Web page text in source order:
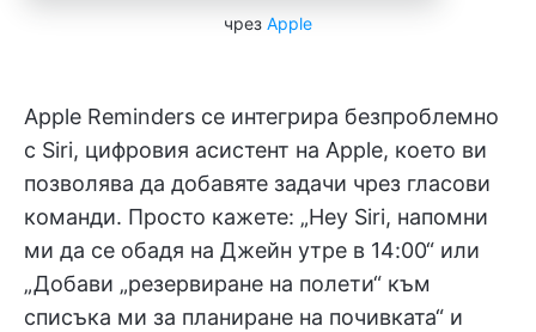
чрез Apple
Apple Reminders се интегрира безпроблемно
с Siri, цифровия асистент на Apple, което ви
позволява да добавяте задачи чрез гласови
команди. Просто кажете: „Hey Siri, напомни
ми да се обадя на Джейн утре в 14:00“ или
„Добави „резервиране на полети“ към
списъка ми за планиране на почивката“ и